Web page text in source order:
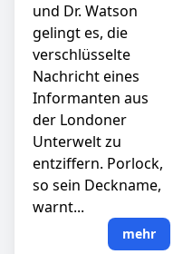
und Dr. Watson
gelingt es, die
verschlüsselte
Nachricht eines
Informanten aus
der Londoner
Unterwelt zu
entziffern. Porlock,
so sein Deckname,
warnt...
mehr